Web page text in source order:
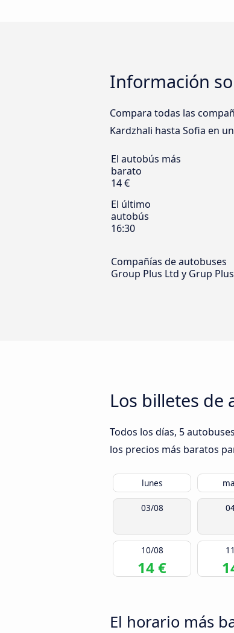
Información
Compara todas las
Kardzhali hasta Sofia en
El autobús más
barato
14 €
El último
autobús
16:30
Compañías de autobuses
Group Plus Ltd y Grup Plus
Los billetes de
Todos los días, 5
los precios más baratos
lunes
03/08
10/08
14 €
El horario más